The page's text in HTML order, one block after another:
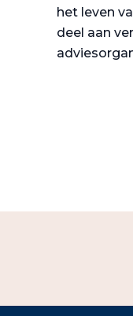
het leven
deel aan